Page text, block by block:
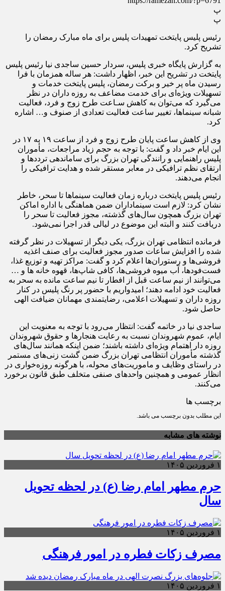
پ
پ
رئیس پلیس پایتخت تمهیدات پلیس برای ماه مبارک رمضان را
تشریح کرد.
به گزارش پایگاه خبری پلیس، سردار حسین ساجدی نیا رئیس پلیس
پایتخت در تشریح این خبر، اظهار داشت: هر ساله همزمان با فرا
رسیدن ماه پر خیر و برکت رمضان، پلیس پایتخت خدمات و
تسهیلات ویژه‌ای برای خدمت مضاعف به روزه داران در نظر
می‌گیرد که می‌توان به کاهش سـاعت طرح زوج و فرد، فعالیت
شبانه سینماها، تغییر ساعت فعالیت تعدادی از صنوف و… اشاره
کرد.
وی از کاهش ساعت پایان طرح زوج و فرد از ساعت ۱۹ به ۱۷ در
این ایام خبر داد و گفت: با توجه به حجم زیاد مراجعات، مأموران
پلیس راهنمایی و رانندگی تهران بزرگ برای ساماندهی ترددها و
ارتقای نظم ترافیکی در معابر مستقر شده و هدایت ترافیکی را
انجام می‌دهند.
رئیس پلیس پایتخت درباره زمان فعالیت سینماها تا سحر، خاطر
نشان کرد: لازم است سینماداران ضمن هماهنگی با اداره اماکن
تهران بزرگ همچون سال‌های گذشته، مجوز فعالیت تا سحر را
دریافت کنند و البته این موضوع در لیالی قدر اجرا نمی‌شود.
فرمانده انتظامی تهران بزرگ، یکی دیگر از تسهیلات در نظر گرفته
شده را افزایش ساعات صدور مجوز فعالیت برای صنف اغذیه
فروشی‌ها و رستوران‌ها اعلام کرد و گفت: مراکز تهیه و توزیع غذا،
فست‌فودها، آب میوه فروشی‌ها، کافی شاپ‌ها، قهوه خانه ها و …
می‌توانند از نیم ساعت قبل از افطار تا نیم ساعت مانده به سحر به
فعالیت خود ادامه دهند؛ امیدواریم با حضور پر رنگ پلیس در کنار
روزه داران و تسهیلات اعلامی، رضایتمندی مهمانان ضیافت الهی
حاصل شود.
ساجدی نیا در خاتمه گفت: انتظار می‌رود با توجه به معنویت این
ایام، عموم شهروندان نسبت به رعایت هنجارها و حقوق شهروندان
روزه دار اهتمام ویژه‌ای داشته باشند؛ ضمن اینکه همانند سال‌های
گذشته مأموران انتظامی تهران بزرگ ضمن گشت زنی‌های مستمر
در راستای وظایف و ماموریت‌های محوله، با هرگونه روزه‌خواری در
انظار عمومی و همچنین واحدهای صنفی متخلف طبق قانون برخورد
می‌کنند.
برچسب ها
این مطلب بدون برچسب می باشد.
نوشته های مشابه
۱ فروردین ۱۴۰۵
حرم مطهر امام رضا (ع) در لحظه تحویل
سال
۱ فروردین ۱۴۰۵
مصرف زکات فطره در امور فرهنگی
۱ فروردین ۱۴۰۵